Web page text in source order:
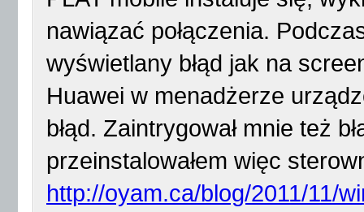
nawiązać połączenia.
wyświetlany błąd jak na
Huawei w menadżerze
błąd. Zaintrygował mnie też
przeinstalowałem więc
http://oyam.ca/blog/2011/11/